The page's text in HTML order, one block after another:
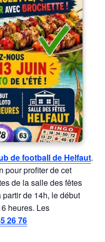
de football de Helfaut.
pour profiter de cet
de la salle des fêtes
partir de 14h, le début
heures. Les
26 76